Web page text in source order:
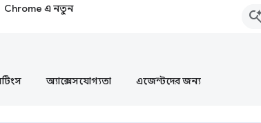
Chrome এ নতুন
অ্যাক্সেসযোগ্যতা এজেন্টদের জন্য